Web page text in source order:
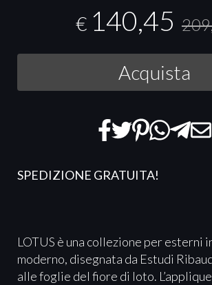
€ 140,45
Acquista
SPEDIZIONE GRATUITA!
LOTUS è una collezione per esterni
moderno, disegnata da Estudi
alle foglie del fiore di loto.